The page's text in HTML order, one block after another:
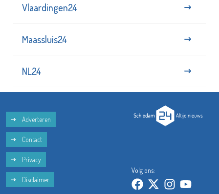
Vlaardingen24
Maassluis24
NL24
Adverteren
Contact
Privacy
Disclaimer
Volg ons: